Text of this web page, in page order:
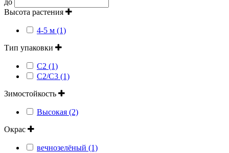
до
Высота растения
4-5 м (1)
Тип упаковки
С2 (1)
С2/С3 (1)
Зимостойкость
Высокая (2)
Окрас
вечнозелёный (1)